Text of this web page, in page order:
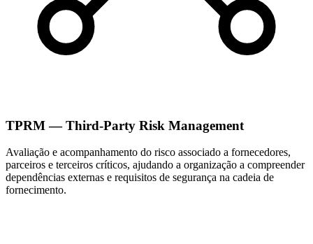
TPRM — Third-Party Risk Management
Avaliação e acompanhamento do risco associado a fornecedores,
parceiros e terceiros críticos, ajudando a organização a compreender
dependências externas e requisitos de segurança na cadeia de
fornecimento.